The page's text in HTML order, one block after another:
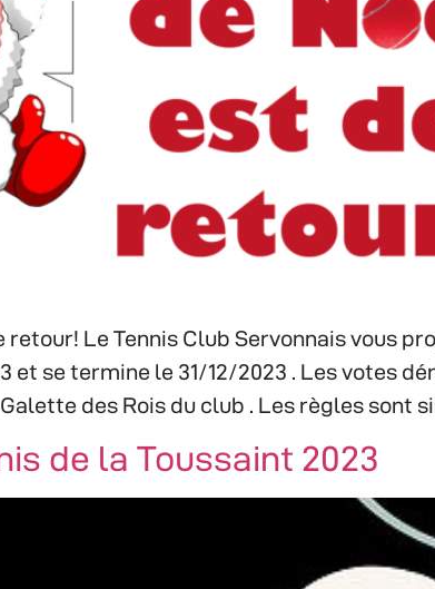
retour! Le Tennis Club Servonnais vous
et se termine le 31/12/2023 . Les votes
des Rois du club . Les règles sont
de la Toussaint 2023